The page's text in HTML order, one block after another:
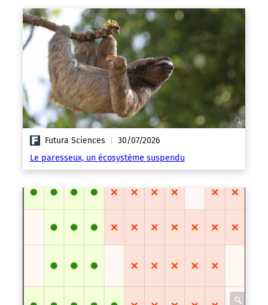
Futura Sciences | 30/07/2026
Le paresseux, un écosystème suspendu